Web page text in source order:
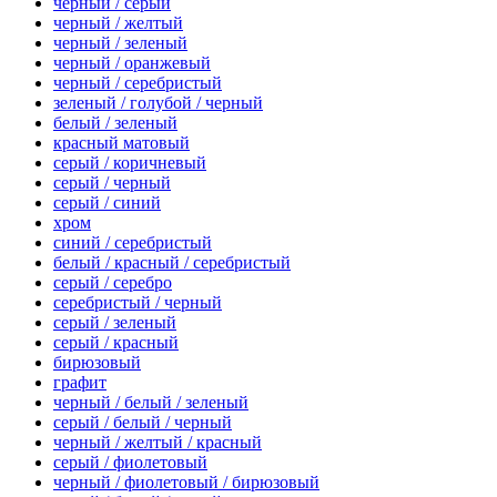
черный / желтый
черный / зеленый
черный / оранжевый
черный / серебристый
зеленый / голубой / черный
белый / зеленый
красный матовый
серый / коричневый
серый / черный
серый / синий
хром
синий / серебристый
белый / красный / серебристый
серый / серебро
серебристый / черный
серый / зеленый
серый / красный
бирюзовый
графит
черный / белый / зеленый
серый / белый / черный
черный / желтый / красный
серый / фиолетовый
черный / фиолетовый / бирюзовый